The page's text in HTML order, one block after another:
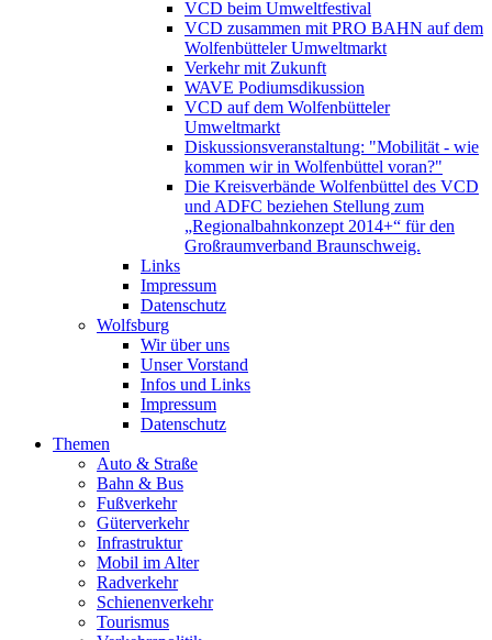
VCD beim Umweltfestival
VCD zusammen mit PRO BAHN auf dem
Wolfenbütteler Umweltmarkt
Verkehr mit Zukunft
WAVE Podiumsdikussion
VCD auf dem Wolfenbütteler
Umweltmarkt
Diskussionsveranstaltung: "Mobilität - wie
kommen wir in Wolfenbüttel voran?"
Die Kreisverbände Wolfenbüttel des VCD
und ADFC beziehen Stellung zum
„Regionalbahnkonzept 2014+“ für den
Großraumverband Braunschweig.
Links
Impressum
Datenschutz
Wolfsburg
Wir über uns
Unser Vorstand
Infos und Links
Impressum
Datenschutz
Themen
Auto & Straße
Bahn & Bus
Fußverkehr
Güterverkehr
Infrastruktur
Mobil im Alter
Radverkehr
Schienenverkehr
Tourismus